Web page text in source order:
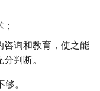
咨询和教育，使之能
判断。
。